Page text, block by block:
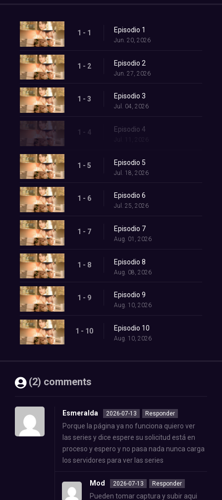
1 - 1 Episodio 1
Jun. 20, 2026
1 - 2 Episodio 2
Jun. 27, 2026
1 - 3 Episodio 3
Jul. 04, 2026
1 - 4 Episodio 4
Jul. 11, 2026
1 - 5 Episodio 5
Jul. 18, 2026
1 - 6 Episodio 6
Jul. 25, 2026
1 - 7 Episodio 7
Aug. 01, 2026
1 - 8 Episodio 8
Aug. 08, 2026
1 - 9 Episodio 9
Aug. 10, 2026
1 - 10 Episodio 10
Aug. 10, 2026
(2) comments
Esmeralda 2026-07-13 Responder
Porque la página ya no funciona quiero ver
las series y dice espere su solicitud está en
proceso y espero y no pasa nada nunca carga
los servidores para ver las series
Mod 2026-07-13 Responder
Pueden tomar captura y subir aqui